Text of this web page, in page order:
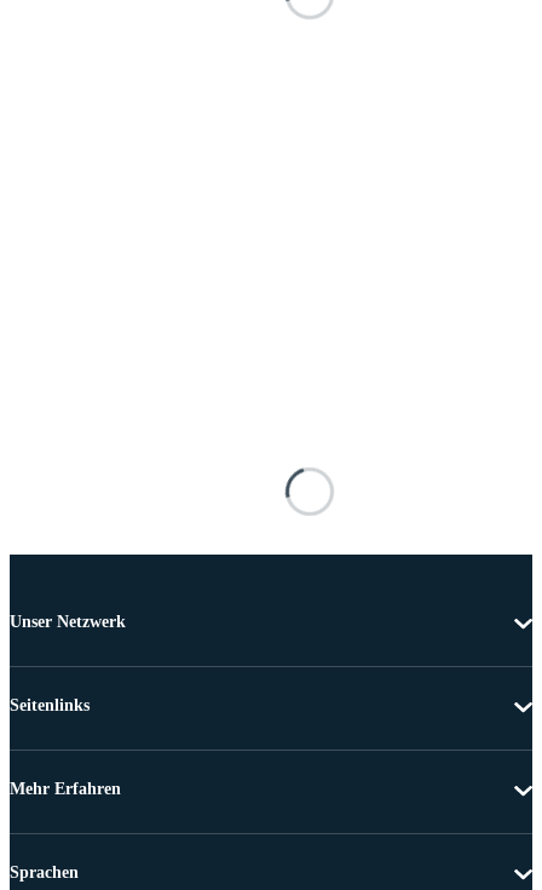
Unser Netzwerk
Seitenlinks
Mehr Erfahren
Sprachen